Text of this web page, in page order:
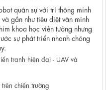
quân sự với trí thông minh
gần như tiêu diệt văn minh
khoa học viễn tưởng nhưng
sự phát triển nhanh chóng
tranh hiện đại - UAV và
chiến trường